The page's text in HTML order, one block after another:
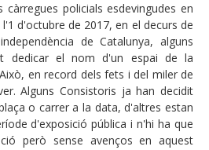
policials esdevingudes en
l'1 d'octubre de 2017, en el decurs de
de Catalunya, alguns
dedicar el nom d'un espai de la
en record dels fets i del miler de
Alguns Consistoris ja han decidit
o carrer a la data, d'altres estan
d'exposició pública i n'hi ha que
però sense avenços en aquest